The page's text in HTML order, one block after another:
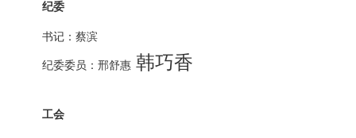
纪委
书记：蔡滨
纪委委员：邢舒惠韩巧香
工会